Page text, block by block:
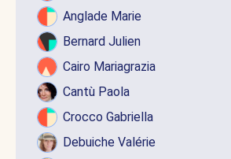
Anglade Marie
Bernard Julien
Cairo Mariagrazia
Cantù Paola
Crocco Gabriella
Debuiche Valérie